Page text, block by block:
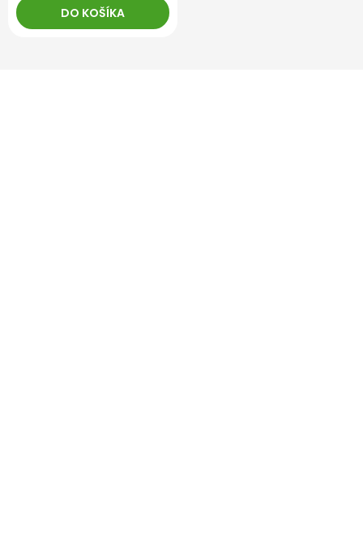
DO KOŠÍKA